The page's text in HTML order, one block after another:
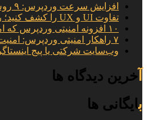
افزایش سرعت وردپرس: ۹ روش حرفه‌ای برای رسیدن به لود ۱ ثانیه
تفاوت UI و UX را کشف کنید؛ راهنمای جامع طراحی وب‌سایت
۱۰ افزونه امنیتی وردپرس که امروز باید نصب کنید
۷ راهکار امنیتی وردپرس: امنیت سایت‌تان را قفل کنید
وب‌سایت شرکتی یا پیج
آخرین دیدگاه ها
بایگانی ها